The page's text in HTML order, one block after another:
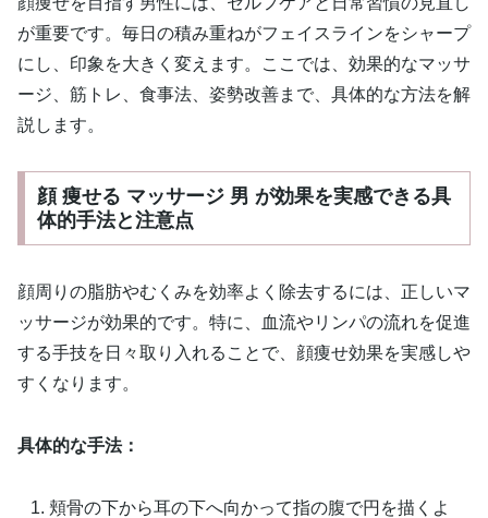
が重要です。毎日の積み重ねがフェイスラインをシャープ
にし、印象を大きく変えます。ここでは、効果的なマッサ
ージ、筋トレ、食事法、姿勢改善まで、具体的な方法を解
説します。
顔 痩せる マッサージ 男 が効果を実感できる具
体的手法と注意点
顔周りの脂肪やむくみを効率よく除去するには、正しいマ
ッサージが効果的です。特に、血流やリンパの流れを促進
する手技を日々取り入れることで、顔痩せ効果を実感しや
すくなります。
具体的な手法：
頬骨の下から耳の下へ向かって指の腹で円を描くよ